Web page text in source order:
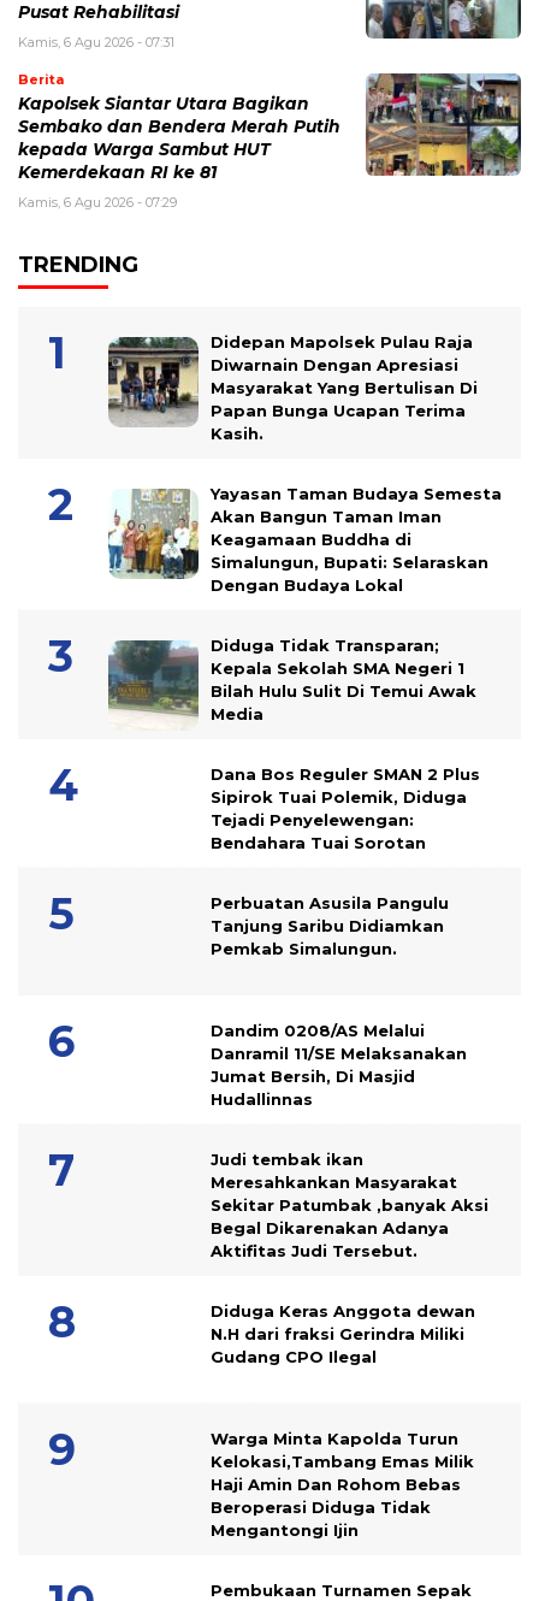
Pusat Rehabilitasi
Kamis, 6 Agu 2026 - 07:31
Berita
Kapolsek Siantar Utara Bagikan
Sembako dan Bendera Merah Putih
kepada Warga Sambut HUT
Kemerdekaan RI ke 81
Kamis, 6 Agu 2026 - 07:29
TRENDING
Didepan Mapolsek Pulau Raja
Diwarnain Dengan Apresiasi
Masyarakat Yang Bertulisan Di
Papan Bunga Ucapan Terima
Kasih.
Yayasan Taman Budaya Semesta
Akan Bangun Taman Iman
Keagamaan Buddha di
Simalungun, Bupati: Selaraskan
Dengan Budaya Lokal
Diduga Tidak Transparan;
Kepala Sekolah SMA Negeri 1
Bilah Hulu Sulit Di Temui Awak
Media
Dana Bos Reguler SMAN 2 Plus
Sipirok Tuai Polemik, Diduga
Tejadi Penyelewengan:
Bendahara Tuai Sorotan
Perbuatan Asusila Pangulu
Tanjung Saribu Didiamkan
Pemkab Simalungun.
Dandim 0208/AS Melalui
Danramil 11/SE Melaksanakan
Jumat Bersih, Di Masjid
Hudallinnas
Judi tembak ikan
Meresahkankan Masyarakat
Sekitar Patumbak ,banyak Aksi
Begal Dikarenakan Adanya
Aktifitas Judi Tersebut.
Diduga Keras Anggota dewan
N.H dari fraksi Gerindra Miliki
Gudang CPO Ilegal
Warga Minta Kapolda Turun
Kelokasi,Tambang Emas Milik
Haji Amin Dan Rohom Bebas
Beroperasi Diduga Tidak
Mengantongi Ijin
Pembukaan Turnamen Sepak